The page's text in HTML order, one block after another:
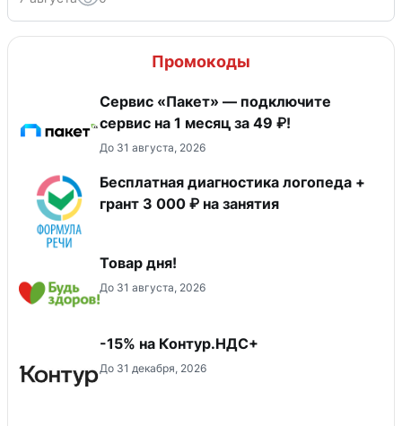
Промокоды
Сервис «Пакет» — подключите
сервис на 1 месяц за 49 ₽!
До 31 августа, 2026
Бесплатная диагностика логопеда +
грант 3 000 ₽ на занятия
Товар дня!
До 31 августа, 2026
-15% на Контур.НДС+
До 31 декабря, 2026